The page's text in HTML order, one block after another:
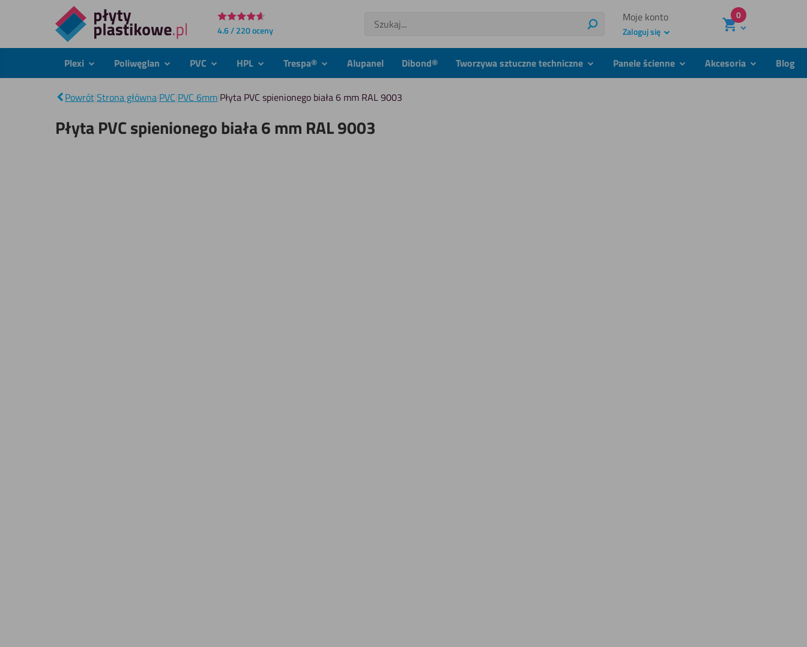
Bezpośrednio
do
4.6 / 220 oceny
Szukaj
Szukaj
Moje konto
Zaloguj się
0
Plexi podmenuPoliwęglan podmenuPVC podmenuHPL podmenuTrespa® podmenuAlupanel Dibond® Tworzywa sztuczne techniczne podmenuPanele ścienne podmenuAkcesoria podmenuBlog
PowrótStrona główna PVC PVC 6mm Płyta PVC ​​spienionego biała 6 mm RAL 9003
Płyta PVC ​​spienionego biała 6 mm RAL 9003